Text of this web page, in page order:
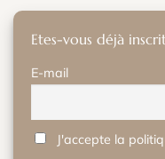
Etes-vous déjà
E-mail
J'accepte la